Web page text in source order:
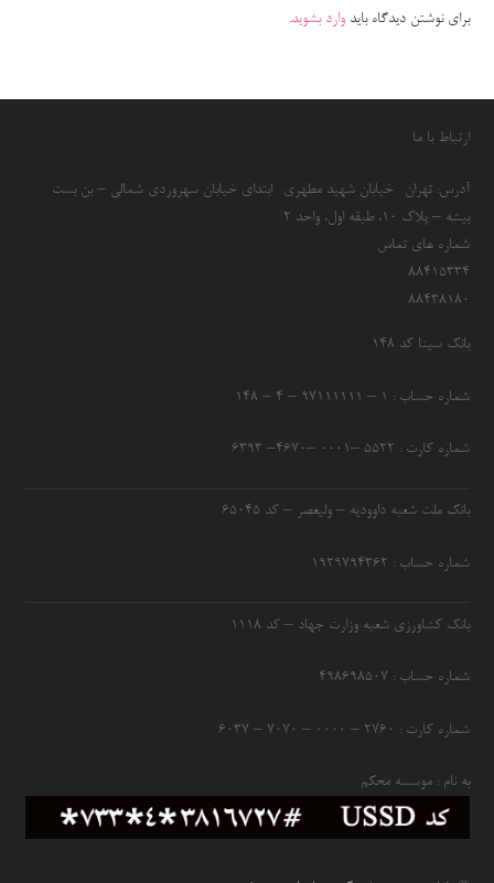
برای نوشتن دیدگاه بایدوارد بشوید.
ارتباط با ما
آدرس: تهران- خیابان شهید مطهری- ابتدای خیابان سهروردی شمالی – بن بست
بیشه – پلاک 10، طبقه اول، واحد 2
شماره های تماس
۸۸۴۱۵۳۳۴
۸۸۴۳۸۱۸۰
بانک سینا کد ۱۴۸
شماره حساب : ۱ – ۹۷۱۱۱۱۱۱ – ۴ – ۱۴۸
شماره کارت : ۵۵۲۲ –۰۰۰۱ –۴۶۷۰– ۶۳۹۳
بانک ملت شعبه داوودیه – ولیعصر – کد ۶۵۰۴۵
شماره حساب : ۱۹۲۹۷۹۴۳۶۲
بانک کشاورزی شعبه وزارت جهاد – کد 1118
شماره حساب : ۴۹۸۶۹۸۵۰۷
شماره کارت : ۲۷۶۰ – ۰۰۰۰ – ۷۰۷۰ – ۶۰۳۷
به نام : موسسه محکم